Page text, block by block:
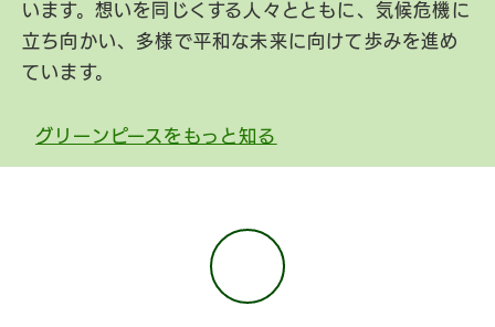
います。想いを同じくする人々とともに、気候危機に
立ち向かい、多様で平和な未来に向けて歩みを進め
ています。
グリーンピースをもっと知る